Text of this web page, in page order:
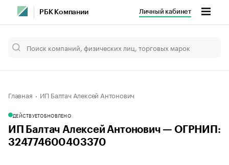
РБК Компании Личный кабинет
Главная ИП Балтач Алексей Антонович
ДЕЙСТВУЕТОБНОВЛЕНО
ИП Балтач Алексей Антонович — ОГРНИП:
324774600403370